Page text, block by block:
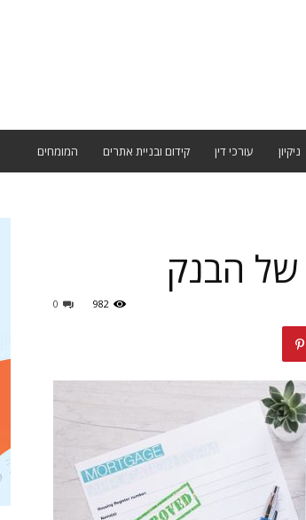
ניקיון עורכי דין קידום ובניית אתרים המומחים
של הבנק
0 982